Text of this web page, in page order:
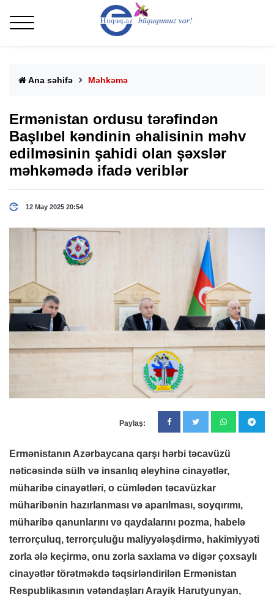
Ana səhifə Məhkəmə
Ermənistan ordusu tərəfindən
Başlıbel kəndinin əhalisinin məhv
edilməsinin şahidi olan şəxslər
məhkəmədə ifadə veriblər
12 May 2025 20:54
Paylaş:
Ermənistanın Azərbaycana qarşı hərbi təcavüzü
nəticəsində sülh və insanlıq əleyhinə cinayətlər,
müharibə cinayətləri, o cümlədən təcavüzkar
müharibənin hazırlanması və aparılması, soyqırımı,
müharibə qanunlarını və qaydalarını pozma, habelə
terrorçuluq, terrorçuluğu maliyyələşdirmə, hakimiyyəti
zorla ələ keçirmə, onu zorla saxlama və digər çoxsaylı
cinayətlər törətməkdə təqsirləndirilən Ermənistan
Respublikasının vətəndaşları Arayik Harutyunyan,